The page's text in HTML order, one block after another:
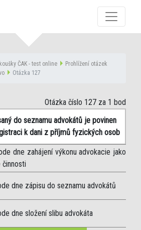
ČAK - test online
Prohlížení otázek
Otázka 127
Otázka číslo 127 za 1 bod
do seznamu advokátů je povinen
k dani z příjmů fyzických osob
dne zahájení výkonu advokacie jako
dne zápisu do seznamu advokátů
dne složení slibu advokáta